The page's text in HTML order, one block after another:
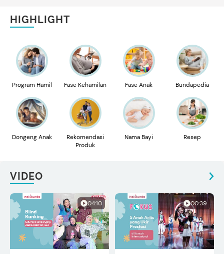
HIGHLIGHT
Program Hamil Fase Kehamilan Fase Anak Bundapedia
Dongeng Anak
Rekomendasi
Produk
Nama Bayi Resep
VIDEO
04:10 00:39